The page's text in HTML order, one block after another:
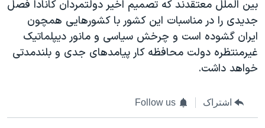
بین الملل معتقدند که تصمیم اخیر دولتمردان کانادا فصل
جدیدی را در مناسبات این کشور با کشورهایی همچون
ایران گشوده است و چرخش سیاسی و مانور دیپلماتیک
غیرمنتظره دولت محافظه کار پیامدهای جدی و بلندمدتی
خواهد داشت.
اشتراک Follow us